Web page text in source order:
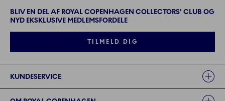
BLIV EN DEL AF ROYAL COPENHAGEN COLLECTORS' CLUB OG
NYD EKSKLUSIVE MEDLEMSFORDELE
TILMELD DIG
KUNDESERVICE